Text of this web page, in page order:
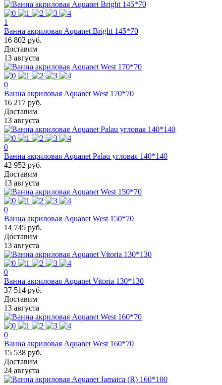
1
Ванна акриловая Aquanet Bright 145*70
16 802 руб.
Доставим
13 августа
0
Ванна акриловая Aquanet West 170*70
16 217 руб.
Доставим
13 августа
0
Ванна акриловая Aquanet Palau угловая 140*140
42 952 руб.
Доставим
13 августа
0
Ванна акриловая Aquanet West 150*70
14 745 руб.
Доставим
13 августа
0
Ванна акриловая Aquanet Vitoria 130*130
37 514 руб.
Доставим
13 августа
0
Ванна акриловая Aquanet West 160*70
15 538 руб.
Доставим
24 августа